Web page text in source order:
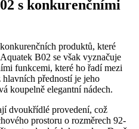
s konkurenčními
produktů, které
B02 se však vyznačuje
funkcemi, které ho řadí mezi
předností je jeho
koupelně elegantní nádech.
dvoukřídlé provedení, což
prostoru o rozměrech 92-